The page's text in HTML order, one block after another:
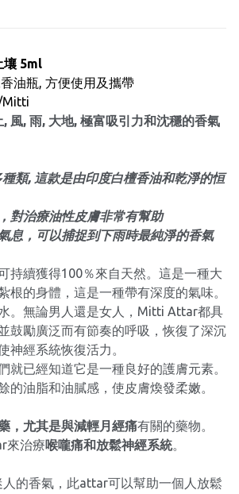
壤 5ml
油瓶, 方便使用及攜帶
Mitti
風, 雨, 大地, 極富吸引力和沈穩的香氣
類, 這款是由印度白檀香油和乾淨的恒
對治療油性皮膚非常有幫助
息，可以捕捉到下雨時最純淨的香氣
持續獲得100％來自天然。這是一種大
根的身體，這是一種帶有深度的氣味。
。無論男人還是女人，Mitti Attar都具
鼓勵廣泛而有節奏的呼吸，恢復了深沉
神經系統恢復活力。
就已經知道它是一種良好的護膚元素。
的油脂和油膩感，使皮膚煥發柔嫩。
，尤其是與減輕月經痛有關的藥物。
來治療喉嚨痛和放鬆神經系統。
人的香氣，此attar可以幫助一個人放鬆